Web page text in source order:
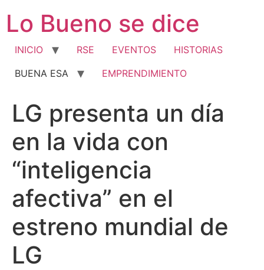
contenido
Lo Bueno se dice
INICIO RSE EVENTOS
HISTORIAS
BUENA ESA
EMPRENDIMIENTO
LG presenta un día
en la vida con
“inteligencia
afectiva” en el
estreno mundial de
LG